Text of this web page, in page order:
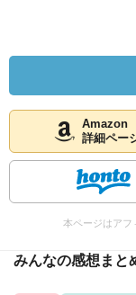
Amazon
詳細ペー
本ページはアフ
みんなの感想まと